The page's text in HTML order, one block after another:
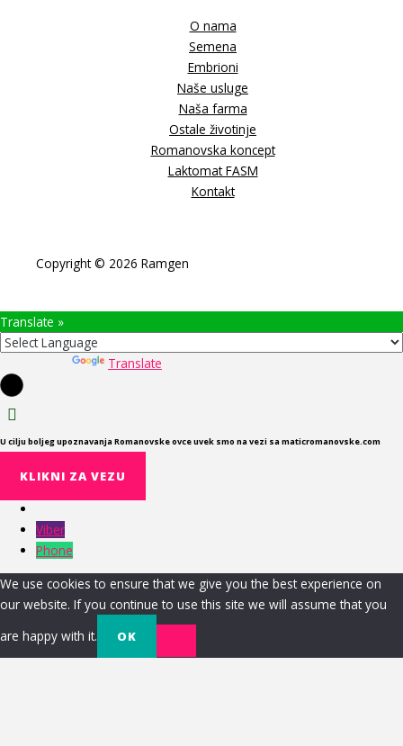
O nama
Semena
Embrioni
Naše usluge
Naša farma
Ostale životinje
Romanovska koncept
Laktomat FASM
Kontakt
Copyright © 2026 Ramgen
Translate »
Translate
U cilju boljeg upoznavanja Romanovske ovce uvek smo na vezi sa maticromanovske.com
KLIKNI ZA VEZU
Viber
Phone
We use cookies to ensure that we give you the best experience on
our website. If you continue to use this site we will assume that you
are happy with it.
OK